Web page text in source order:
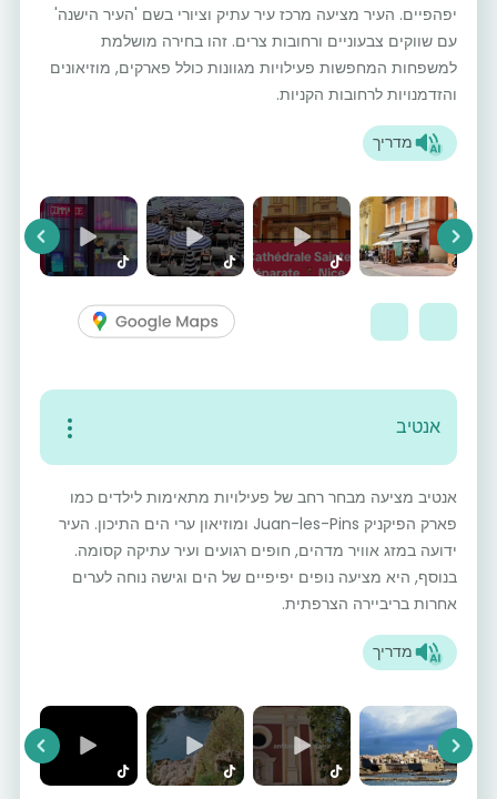
יפהפיים. העיר מציעה מרכז עיר עתיק וציורי בשם 'העיר הישנה'
עם שווקים צבעוניים ורחובות צרים. זהו בחירה מושלמת
למשפחות המחפשות פעילויות מגוונות כולל פארקים, מוזיאונים
והזדמנויות לרחובות הקניות.
מדריך
Next
אנטיב
אנטיב מציעה מבחר רחב של פעילויות מתאימות לילדים כמו
פארק הפיקניק Juan-les-Pins ומוזיאון ערי הים התיכון. העיר
ידועה במזג אוויר מדהים, חופים רגועים ועיר עתיקה קסומה.
בנוסף, היא מציעה נופים יפיפיים של הים וגישה נוחה לערים
אחרות בריביירה הצרפתית.
מדריך
Next